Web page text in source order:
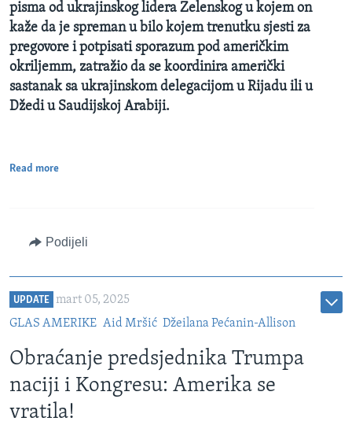
pisma od ukrajinskog lidera Zelenskog u kojem on
kaže da je spreman u bilo kojem trenutku sjesti za
pregovore i potpisati sporazum pod američkim
okriljemm, zatražio da se koordinira američki
sastanak sa ukrajinskom delegacijom u Rijadu ili u
Džedi u Saudijskoj Arabiji.
Read more
Podijeli
UPDATE
mart 05, 2025
GLAS AMERIKE Aid Mršić Džeilana Pećanin-Allison
Obraćanje predsjednika Trumpa
naciji i Kongresu: Amerika se
vratila!